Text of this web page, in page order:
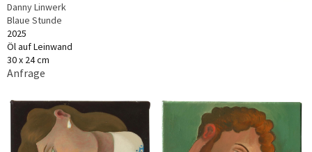
Danny Linwerk
Blaue Stunde
2025
Öl auf Leinwand
30 x 24 cm
Anfrage